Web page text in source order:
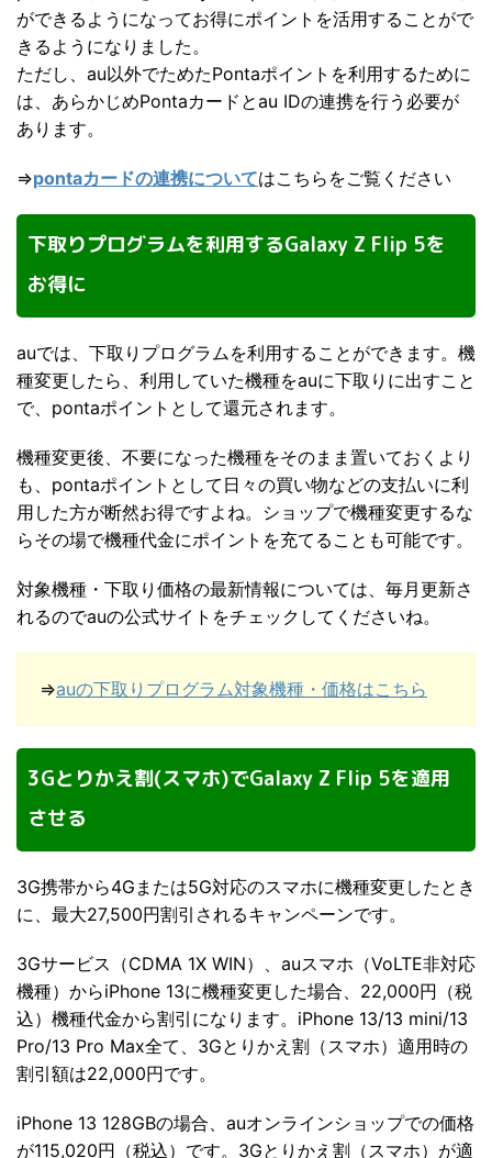
ができるようになってお得にポイントを活用することがで
きるようになりました。
ただし、au以外でためたPontaポイントを利用するために
は、あらかじめPontaカードとau IDの連携を行う必要が
あります。
⇒pontaカードの連携についてはこちらをご覧ください
下取りプログラムを利用するGalaxy Z Flip 5を
お得に
auでは、下取りプログラムを利用することができます。機
種変更したら、利用していた機種をauに下取りに出すこと
で、pontaポイントとして還元されます。
機種変更後、不要になった機種をそのまま置いておくより
も、pontaポイントとして日々の買い物などの支払いに利
用した方が断然お得ですよね。ショップで機種変更するな
らその場で機種代金にポイントを充てることも可能です。
対象機種・下取り価格の最新情報については、毎月更新さ
れるのでauの公式サイトをチェックしてくださいね。
⇒auの下取りプログラム対象機種・価格はこちら
3Gとりかえ割(スマホ)でGalaxy Z Flip 5を適用
させる
3G携帯から4Gまたは5G対応のスマホに機種変更したとき
に、最大27,500円割引されるキャンペーンです。
3Gサービス（CDMA 1X WIN）、auスマホ（VoLTE非対応
機種）からiPhone 13に機種変更した場合、22,000円（税
込）機種代金から割引になります。iPhone 13/13 mini/13
Pro/13 Pro Max全て、3Gとりかえ割（スマホ）適用時の
割引額は22,000円です。
iPhone 13 128GBの場合、auオンラインショップでの価格
が115,020円（税込）です。3Gとりかえ割（スマホ）が適